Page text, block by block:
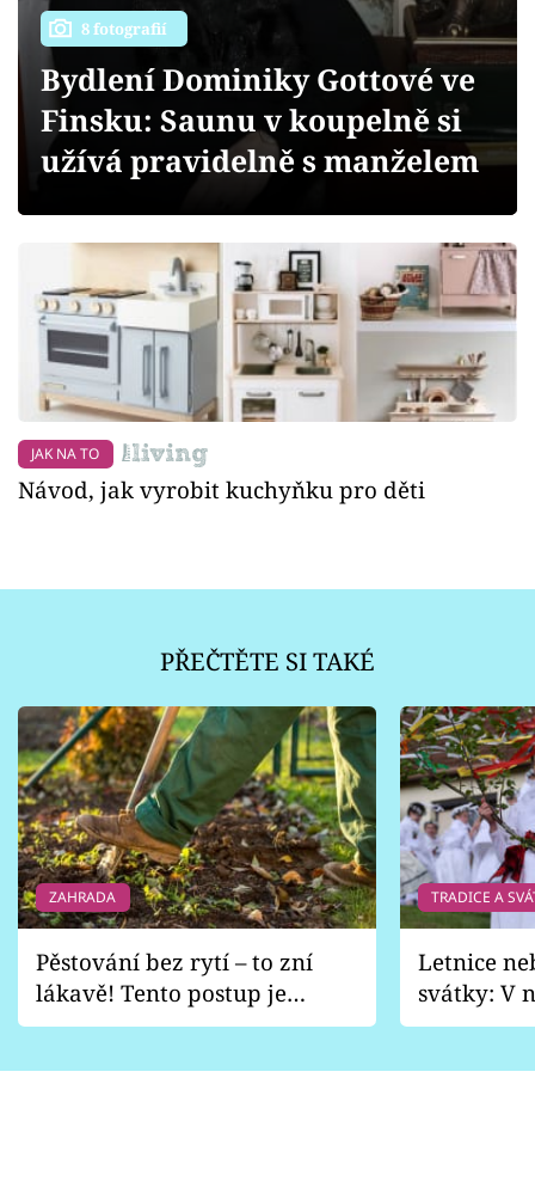
Přihlášení
Sledujte nás
8 fotografií
Bydlení Dominiky Gottové ve
Finsku: Saunu v koupelně si
užívá pravidelně s manželem
JAK NA TO
Návod, jak vyrobit kuchyňku pro děti
PŘEČTĚTE SI TAKÉ
ZAHRADA
Pěstování bez rytí – to zní
lákavě! Tento postup je
vhodný jen pro některé
TRADICE A
Letnice
svátky: V
pondělí